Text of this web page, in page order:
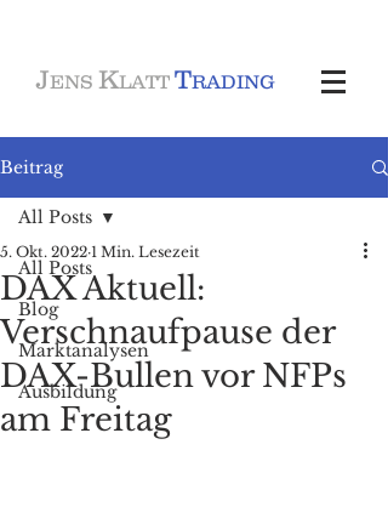
JENS KLATT TRADING
Beitrag
All Posts
Blog
Marktanalysen
Ausbildung
All Posts
DAX Aktuell:
Verschnaufpause der
DAX-Bullen vor NFPs
am Freitag
5. Okt. 2022 1 Min. Lesezeit